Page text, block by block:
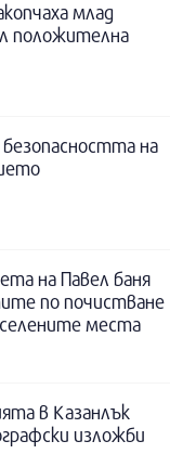
млад
положителна
на
на Павел баня
по почистване
места
в Казанлък
изложби